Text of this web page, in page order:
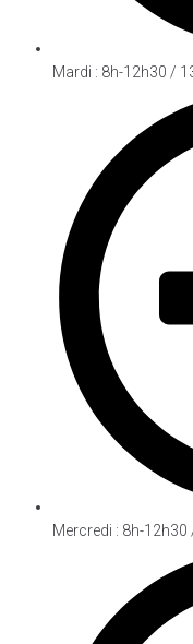
Mardi : 8h-12h30 /
Mercredi : 8h-